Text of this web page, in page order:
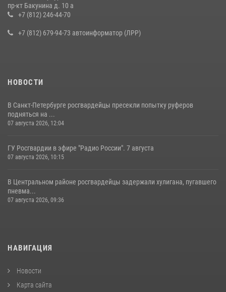
В Ленобласти сотрудники Росгвардии провели встречу с
воспитанниками детского клуба «Умные каникулы»
пр-кт Бакунина д. 10 а
+7 (812) 246-44-70
+7 (812) 679-94-73 автоинформатор (ЛРР)
НОВОСТИ
В Санкт-Петербурге росгвардейцы пресекли попытку руферов
подняться на ...
07 августа 2026, 12:04
ГУ Росгвардии в эфире "Радио России". 7 августа
07 августа 2026, 10:15
В Центральном районе росгвардейцы задержали хулигана, пугавшего
пневма...
07 августа 2026, 09:36
НАВИГАЦИЯ
Новости
Карта сайта